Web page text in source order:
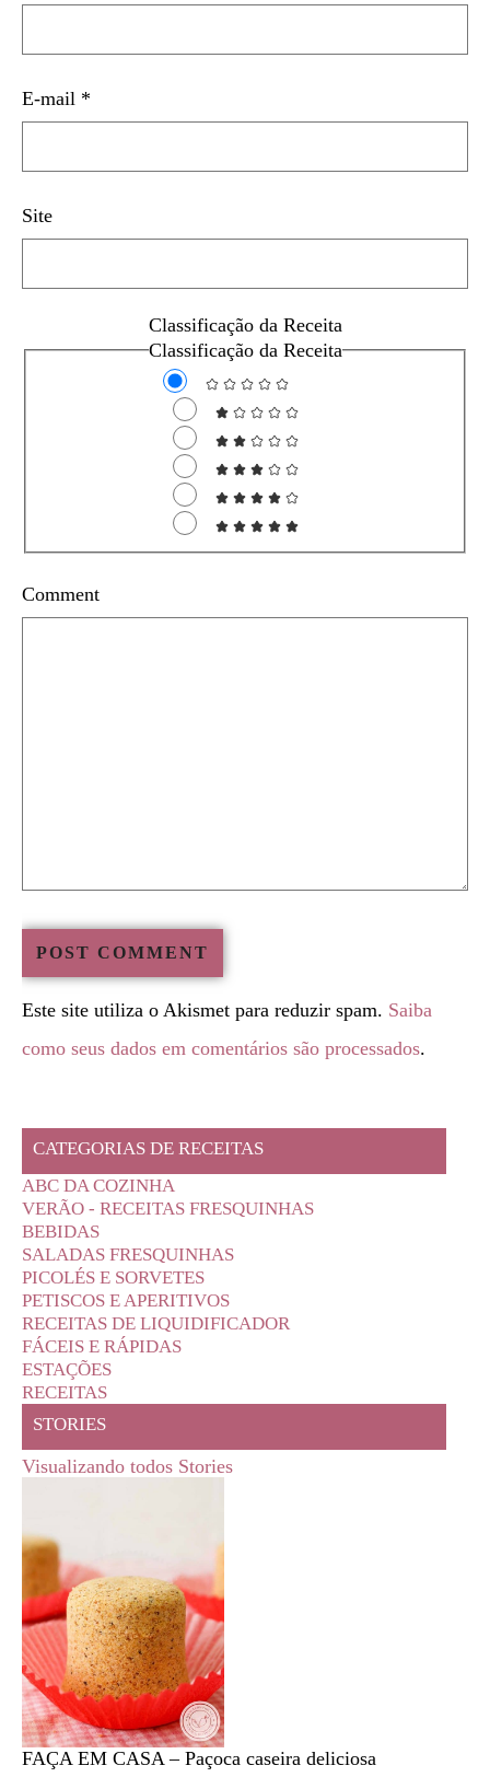
E-mail *
Site
Classificação da Receita
Classificação da Receita
Comment
Este site utiliza o Akismet para reduzir spam. Saiba
como seus dados em comentários são processados.
CATEGORIAS DE RECEITAS
ABC DA COZINHA
VERÃO - RECEITAS FRESQUINHAS
BEBIDAS
SALADAS FRESQUINHAS
PICOLÉS E SORVETES
PETISCOS E APERITIVOS
RECEITAS DE LIQUIDIFICADOR
FÁCEIS E RÁPIDAS
ESTAÇÕES
RECEITAS
STORIES
Visualizando todos Stories
FAÇA EM CASA – Paçoca caseira deliciosa